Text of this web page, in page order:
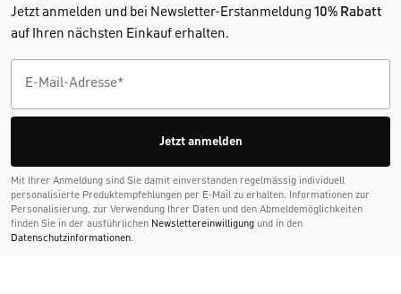
Jetzt anmelden und bei Newsletter-Erstanmeldung 10% Rabatt
auf Ihren nächsten Einkauf erhalten.
Jetzt anmelden
Mit Ihrer Anmeldung sind Sie damit einverstanden regelmässig individuell
personalisierte Produktempfehlungen per E-Mail zu erhalten. Informationen zur
Personalisierung, zur Verwendung Ihrer Daten und den Abmelde­möglichkeiten
finden Sie in der ausführlichen Newslettereinwilligung und in den
Datenschutzinformationen.